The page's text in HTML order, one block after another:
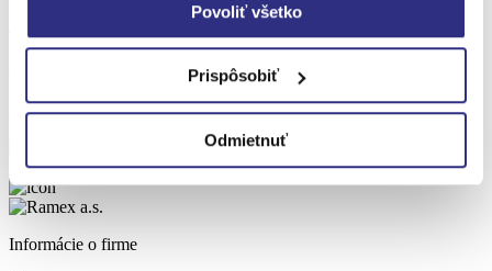
Povoliť všetko
Prispôsobiť
Odmietnuť
Drevené doštičky s odkazmi a dekoráciami
Detail
2
Informácie o firme